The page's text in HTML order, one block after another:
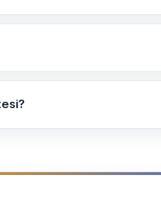
Prevede attività durante
aderenti sarà definito
contattare l’ufficio